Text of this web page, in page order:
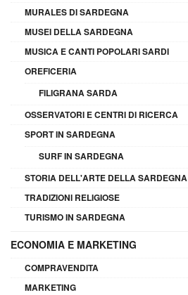
MURALES DI SARDEGNA
MUSEI DELLA SARDEGNA
MUSICA E CANTI POPOLARI SARDI
OREFICERIA
FILIGRANA SARDA
OSSERVATORI E CENTRI DI RICERCA
SPORT IN SARDEGNA
SURF IN SARDEGNA
STORIA DELL'ARTE DELLA SARDEGNA
TRADIZIONI RELIGIOSE
TURISMO IN SARDEGNA
ECONOMIA E MARKETING
COMPRAVENDITA
MARKETING